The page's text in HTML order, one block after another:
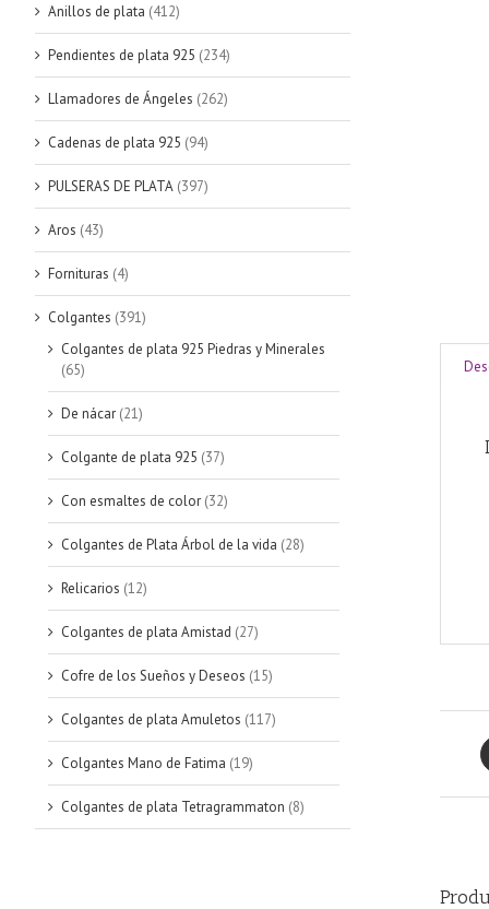
Anillos de plata (412)
Pendientes de plata 925 (234)
Llamadores de Ángeles (262)
Cadenas de plata 925 (94)
PULSERAS DE PLATA (397)
Aros (43)
Fornituras (4)
Colgantes (391)
Colgantes de plata 925 Piedras y Minerales
(65)
De nácar (21)
Colgante de plata 925 (37)
Con esmaltes de color (32)
Colgantes de Plata Árbol de la vida (28)
Relicarios (12)
Colgantes de plata Amistad (27)
Cofre de los Sueños y Deseos (15)
Colgantes de plata Amuletos (117)
Colgantes Mano de Fatima (19)
Colgantes de plata Tetragrammaton (8)